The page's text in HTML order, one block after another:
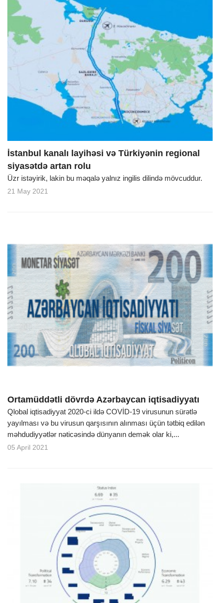
İstanbul kanalı layihəsi və Türkiyənin regional
siyasətdə artan rolu
Üzr istəyirik, lakin bu məqalə yalnız ingilis dilində mövcuddur.
21 May 2021
Ortamüddətli dövrdə Azərbaycan iqtisadiyyatı
Qlobal iqtisadiyyat 2020-ci ildə COVİD-19 virusunun sürətlə
yayılması və bu virusun qarşısının alınması üçün tətbiq edilən
məhdudiyyətlər nəticəsində dünyanın demək olar ki,...
05 April 2021